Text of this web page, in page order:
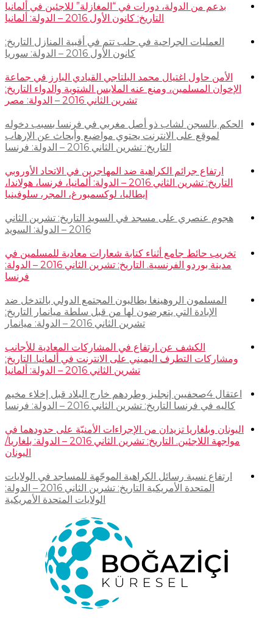
بدعم من الدولة، دورات في “المغازلة” للاجئين في ألمانيا
التاريخ: كانون الأول 2016 – الدولة: ألمانيا
العمليات الجراحية في حلب تتم في أقبية المنازل التاريخ:
كانون الأول 2016 – الدولة: سوريا
الأمن حاول اغتيال محمد البلتاجي القيادي البارز في جماعة
الإخوان المسلمين، ومنع عنه الملابس الشتوية والدواء التاريخ:
تشرين الثاني 2016 – الدولة: مصر
الحكم بالسجن لشاب ذو أصل مغربي في فرنسا بسبب دخوله
لموقع على الانترنت يحتوي مواضيع وأبحاث عن الإرهاب
التاريخ: تشرين الثاني 2016 – الدولة: فرنسا
ارتفاع جرائم الكراهية ضد المهاجرين في الاتحاد الأوروبي
التاريخ: تشرين الثاني 2016 – الدولة: ألمانيا، فرنسا، هولاندا،
إيطاليا، لوكسمبورغ، المجر، سلوفينيا
هجوم عنصري على مسجد في السويد التاريخ: تشرين الثاني
2016 – الدولة: السويد
تخريب حائط جامع أثناء كتابة شعارات معادية للمسلمين في
مدينة بوردو الفرنسية. التاريخ: تشرين الثاني 2016 – الدولة:
فرنسا
المسلمون الروهينغا يطالبون المجتمع الدولي بالتدخل ضد
الإبادة التي يتعرضون لها من قبل سلطة ميانمار التاريخ:
تشرين الثاني 2016 – الدولة: ميانمار
الكشف عن ارتفاع في المشاركات المعادية للأجانب
ومشاركات التطرف اليميني على الانترنت في ألمانيا. التاريخ:
تشرين الثاني 2016 – الدولة: ألمانيا
اعتقال 4صحفيين إنجليز وطردهم خارج البلاد قبل إخلاء مخيم
كاليه في فرنسا التاريخ: تشرين الثاني 2016 – الدولة: فرنسا
اليونان وبلغاريا تزيدان من الإجراءات الأمنيّة على حدودهما في
مواجهة اللاجئين. التاريخ: تشرين الثاني 2016 – الدولة: بلغاريا/
اليونان
ارتفاع نسبة رسائل الكراهية الموجّهة للمساجد في الولايات
المتحدة الأمريكية التاريخ: تشرين الثاني 2016 – الدولة:
الولايات المتحدة الأمريكية